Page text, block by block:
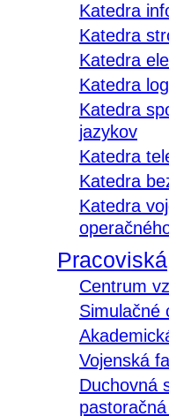
Katedra
Katedra
Katedra
Katedra
Katedra
jazykov
Katedra
Katedra
Katedra
Pracoviská
Centrum
Simulačné
Vojenská
Duchovná